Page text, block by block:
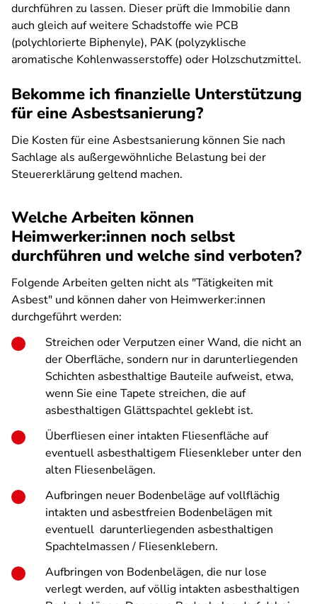
durchführen zu lassen. Dieser prüft die Immobilie dann
auch gleich auf weitere Schadstoffe wie PCB
(polychlorierte Biphenyle), PAK (polyzyklische
aromatische Kohlenwasserstoffe) oder Holzschutzmittel.
Bekomme ich finanzielle Unterstützung
für eine Asbestsanierung?
Die Kosten für eine Asbestsanierung können Sie nach
Sachlage als außergewöhnliche Belastung bei der
Steuererklärung geltend machen.
Welche Arbeiten können
Heimwerker:innen noch selbst
durchführen und welche sind verboten?
Folgende Arbeiten gelten nicht als "Tätigkeiten mit
Asbest" und können daher von Heimwerker:innen
durchgeführt werden:
Streichen oder Verputzen einer Wand, die nicht an
der Oberfläche, sondern nur in darunterliegenden
Schichten asbesthaltige Bauteile aufweist, etwa,
wenn Sie eine Tapete streichen, die auf
asbesthaltigen Glättspachtel geklebt ist.
Überfliesen einer intakten Fliesenfläche auf
eventuell asbesthaltigem Fliesenkleber unter den
alten Fliesenbelägen.
Aufbringen neuer Bodenbeläge auf vollflächig
intakten und asbestfreien Bodenbelägen mit
eventuell darunterliegenden asbesthaltigen
Spachtelmassen / Fliesenklebern.
Aufbringen von Bodenbelägen, die nur lose
verlegt werden, auf völlig intakten asbesthaltigen